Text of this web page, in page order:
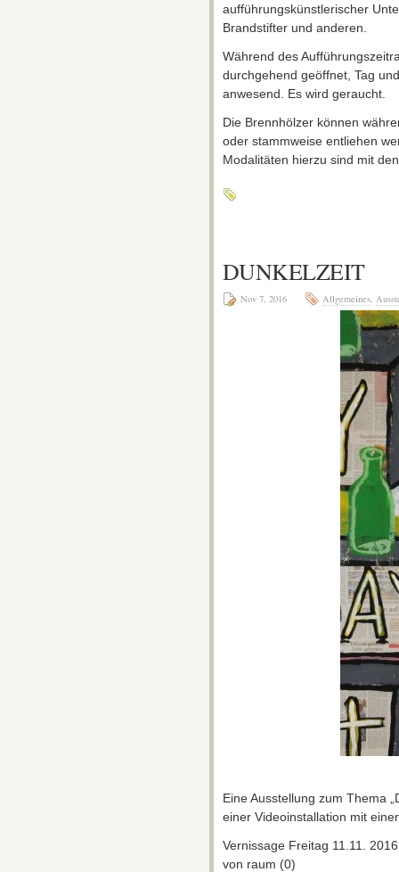
aufführungskünstlerischer
Brandstifter und anderen.
Während des
durchgehend geöffnet, Tag
anwesend. Es wird geraucht.
Die Brennhölzer können
oder stammweise entliehen
Modalitäten hierzu sind mit
DUNKELZEIT
Nov 7, 2016 Allgemeines,
Eine Ausstellung zum Thema
einer Videoinstallation mit
Vernissage Freitag 11.11.
von raum (0)